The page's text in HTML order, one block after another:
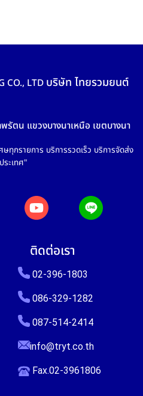
CO., LTD บริษัท ไทยรวมยนต์
ตน แขวงบางนาเหนือ เขตบางนา
ษทุกรายการ บริการรวดเร็ว บริการจัดส่ง
ระเทศ"
ติดต่อเรา
02-396-1803
086-329-1282
087-514-2414
info@tryt.co.th
Fax.02-3961806